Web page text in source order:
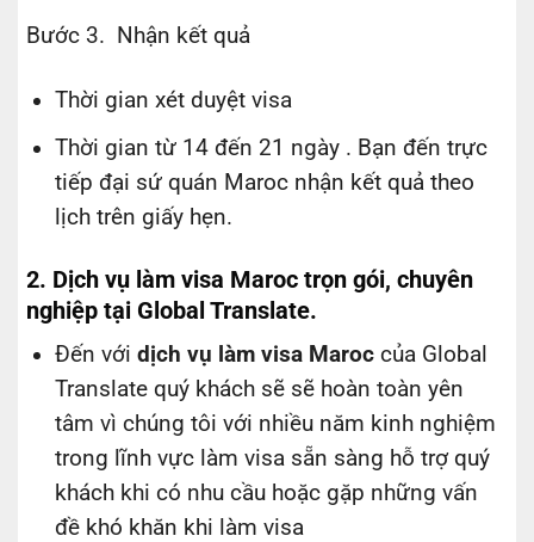
Bước 3. Nhận kết quả
Thời gian xét duyệt visa
Thời gian từ 14 đến 21 ngày . Bạn đến trực
tiếp đại sứ quán Maroc nhận kết quả theo
lịch trên giấy hẹn.
2. Dịch vụ làm visa Maroc trọn gói, chuyên
nghiệp tại Global Translate.
Đến vớidịch vụ làm visa Maroc của Global
Translate quý khách sẽ sẽ hoàn toàn yên
tâm vì chúng tôi với nhiều năm kinh nghiệm
trong lĩnh vực làm visa sẵn sàng hỗ trợ quý
khách khi có nhu cầu hoặc gặp những vấn
đề khó khăn khi làm visa